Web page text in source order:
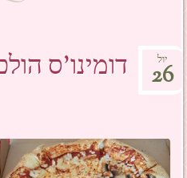
דומינו'ס יול
26